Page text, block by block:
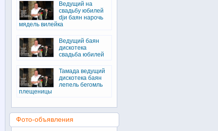
Ведущий на
свадьбу юбилей
djи баян нарочь
мядель вилейка
Ведущий баян
дискотека
свадьба юбилей
Тамада ведущий
дискотека баян
лепель бегомль
плещеницы
Фото-объявления